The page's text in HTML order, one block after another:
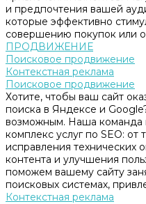
и предпочтения вашей
которые эффективно
совершению покупок или
ПРОДВИЖЕНИЕ
Поисковое продвижение
Контекстная реклама
Поисковое продвижение
Хотите, чтобы ваш сайт
поиска в Яндексе и
возможным. Наша команда
комплекс услуг по SEO: от
исправления технических
контента и улучшения
поможем вашему сайту
поисковых системах,
Контекстная реклама